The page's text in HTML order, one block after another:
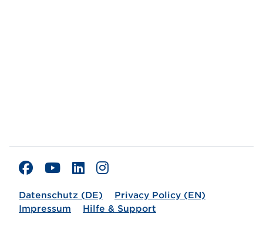
Datenschutz (DE)
Privacy Policy (EN)
Impressum
Hilfe & Support